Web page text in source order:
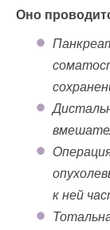
Оно
к ней